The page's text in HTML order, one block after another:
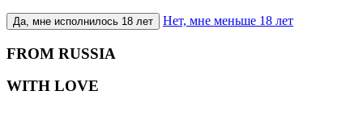
Да, мне исполнилось 18 лет Нет, мне меньше 18 лет
FROM RUSSIA
WITH LOVE